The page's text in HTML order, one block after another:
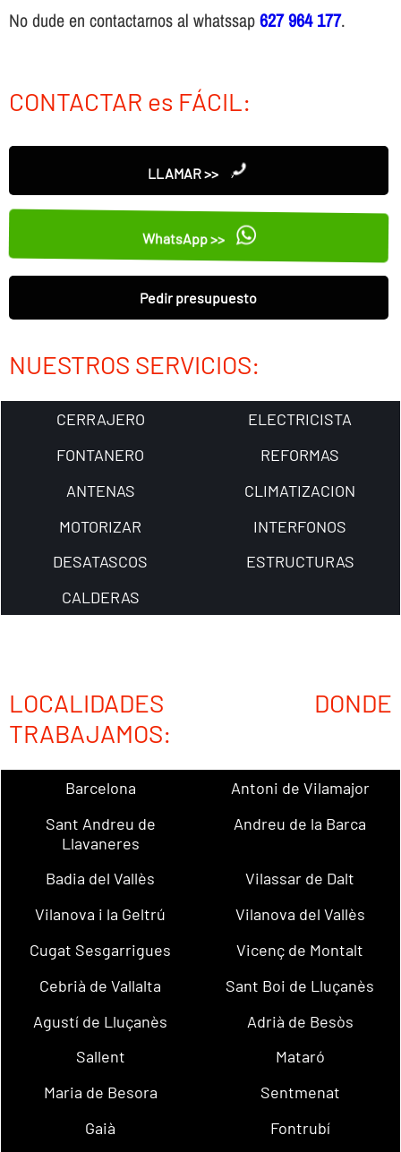
No dude en contactarnos al whatssap627 964 177.
CONTACTAR es FÁCIL:
LLAMAR >>
WhatsApp >>
Pedir presupuesto
NUESTROS SERVICIOS:
CERRAJERO
ELECTRICISTA
FONTANERO
REFORMAS
ANTENAS
CLIMATIZACION
MOTORIZAR
INTERFONOS
DESATASCOS
ESTRUCTURAS
CALDERAS
LOCALIDADES DONDE
TRABAJAMOS:
Barcelona
Antoni de Vilamajor
Sant Andreu de
Llavaneres
Andreu de la Barca
Badia del Vallès
Vilassar de Dalt
Vilanova i la Geltrú
Vilanova del Vallès
Cugat Sesgarrigues
Vicenç de Montalt
Cebrià de Vallalta
Sant Boi de Lluçanès
Agustí de Lluçanès
Adrià de Besòs
Sallent
Mataró
Maria de Besora
Sentmenat
Gaià
Fontrubí